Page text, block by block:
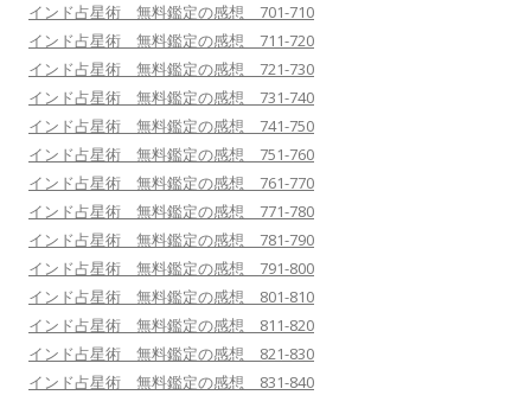
インド占星術 無料鑑定の感想 701-710
インド占星術 無料鑑定の感想 711-720
インド占星術 無料鑑定の感想 721-730
インド占星術 無料鑑定の感想 731-740
インド占星術 無料鑑定の感想 741-750
インド占星術 無料鑑定の感想 751-760
インド占星術 無料鑑定の感想 761-770
インド占星術 無料鑑定の感想 771-780
インド占星術 無料鑑定の感想 781-790
インド占星術 無料鑑定の感想 791-800
インド占星術 無料鑑定の感想 801-810
インド占星術 無料鑑定の感想 811-820
インド占星術 無料鑑定の感想 821-830
インド占星術 無料鑑定の感想 831-840